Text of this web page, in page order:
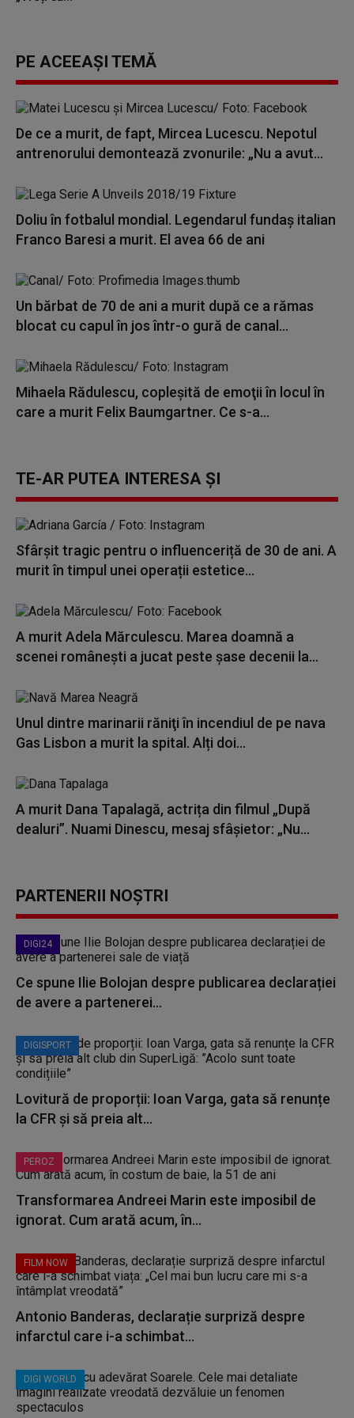
PE ACEEAȘI TEMĂ
De ce a murit, de fapt, Mircea Lucescu. Nepotul
antrenorului demontează zvonurile: „Nu a avut...
Doliu în fotbalul mondial. Legendarul fundaş italian
Franco Baresi a murit. El avea 66 de ani
Un bărbat de 70 de ani a murit după ce a rămas
blocat cu capul în jos într-o gură de canal...
Mihaela Rădulescu, copleşită de emoţii în locul în
care a murit Felix Baumgartner. Ce s-a...
TE-AR PUTEA INTERESA ȘI
Sfârșit tragic pentru o influenceriță de 30 de ani. A
murit în timpul unei operații estetice...
A murit Adela Mărculescu. Marea doamnă a
scenei românești a jucat peste șase decenii la...
Unul dintre marinarii răniţi în incendiul de pe nava
Gas Lisbon a murit la spital. Alți doi...
A murit Dana Tapalagă, actrița din filmul „După
dealuri”. Nuami Dinescu, mesaj sfâșietor: „Nu...
PARTENERII NOȘTRI
DIGI24
Ce spune Ilie Bolojan despre publicarea declarației
de avere a partenerei...
DIGISPORT
Lovitură de proporții: Ioan Varga, gata să renunțe
la CFR și să preia alt...
PEROZ
Transformarea Andreei Marin este imposibil de
ignorat. Cum arată acum, în...
FILM NOW
Antonio Banderas, declarație surpriză despre
infarctul care i-a schimbat...
DIGI WORLD